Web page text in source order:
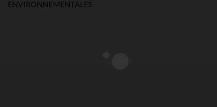
ENVIRONNEMENTALES